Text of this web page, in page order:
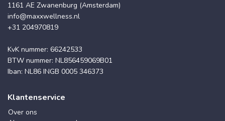
1161 AE Zwanenburg (Amsterdam)
info@maxxwellness.nl
+31 204970819
KvK nummer: 66242533
BTW nummer: NL856459069B01
Iban: NL86 INGB 0005 346373
Klantenservice
Over ons